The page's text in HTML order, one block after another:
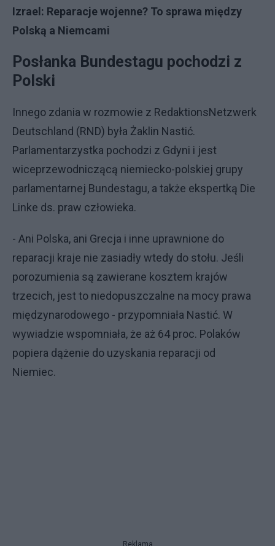
Izrael: Reparacje wojenne? To sprawa między
Polską a Niemcami
Posłanka Bundestagu pochodzi z
Polski
Innego zdania w rozmowie z RedaktionsNetzwerk
Deutschland (RND) była Żaklin Nastić.
Parlamentarzystka pochodzi z Gdyni i jest
wiceprzewodniczącą niemiecko-polskiej grupy
parlamentarnej Bundestagu, a także ekspertką Die
Linke ds. praw człowieka.
- Ani Polska, ani Grecja i inne uprawnione do
reparacji kraje nie zasiadły wtedy do stołu. Jeśli
porozumienia są zawierane kosztem krajów
trzecich, jest to niedopuszczalne na mocy prawa
międzynarodowego - przypomniała Nastić. W
wywiadzie wspomniała, że aż 64 proc. Polaków
popiera dążenie do uzyskania reparacji od
Niemiec.
Reklama